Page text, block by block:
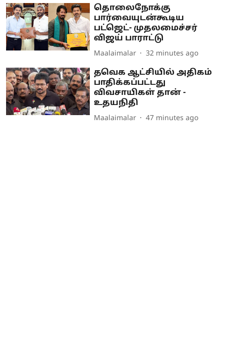
தொலைநோக்கு
பார்வையுடன்கூடிய
பட்ஜெட்- முதலமைச்சர்
விஜய் பாராட்டு
Maalaimalar 32 minutes ago
தவெக ஆட்சியில் அதிகம்
பாதிக்கப்பட்டது
விவசாயிகள் தான் -
உதயநிதி
Maalaimalar 47 minutes ago